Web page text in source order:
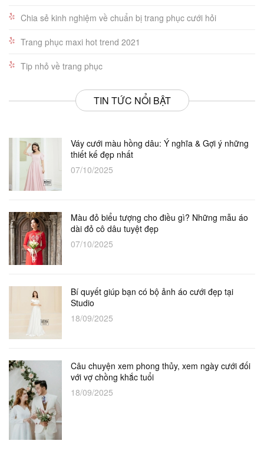
Chia sẻ kinh nghiệm về chuẩn bị trang phục cưới hỏi
Trang phục maxi hot trend 2021
Tip nhỏ về trang phục
TIN TỨC NỔI BẬT
Váy cưới màu hồng dâu: Ý nghĩa & Gợi ý những
thiết kế đẹp nhất
07/10/2025
Màu đỏ biểu tượng cho điều gì? Những mẫu áo
dài đỏ cô dâu tuyệt đẹp
07/10/2025
Bí quyết giúp bạn có bộ ảnh áo cưới đẹp tại
Studio
18/09/2025
Câu chuyện xem phong thủy, xem ngày cưới đối
với vợ chồng khắc tuổi
18/09/2025